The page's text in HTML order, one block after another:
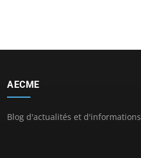
AECME
Blog d'actualités et d'informations